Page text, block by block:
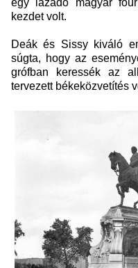
egy lázadó magyar
kezdet volt.
Deák és Sissy kiváló
súgta, hogy az
grófban keressék az
tervezett békeközvetítés